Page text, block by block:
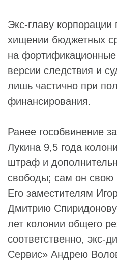
Экс-главу
хищении бюджетных
на
версии следствия и
лишь частично при
финансирования.
Ранее гособвинение
Лукина 9,5 года
штраф и
свободы; сам он свою
Его заместителям
Дмитрию Спиридонову
лет колонии общего
соответственно, экс-
Сервис» Андрею